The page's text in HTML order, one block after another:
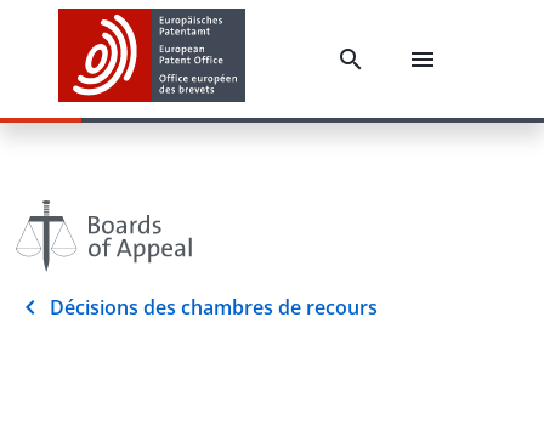
Décisions des chambres de recours